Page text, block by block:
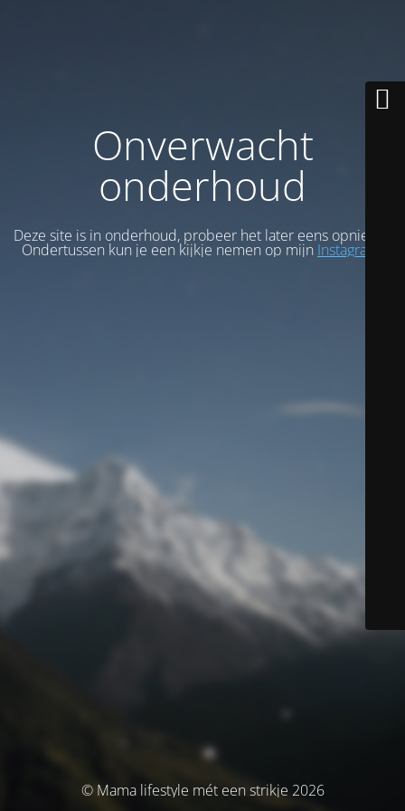
Onverwacht
onderhoud
Deze site is in onderhoud, probeer het later eens opnieuw.
Ondertussen kun je een kijkje nemen op mijn Instagram
© Mama lifestyle mét een strikje 2026